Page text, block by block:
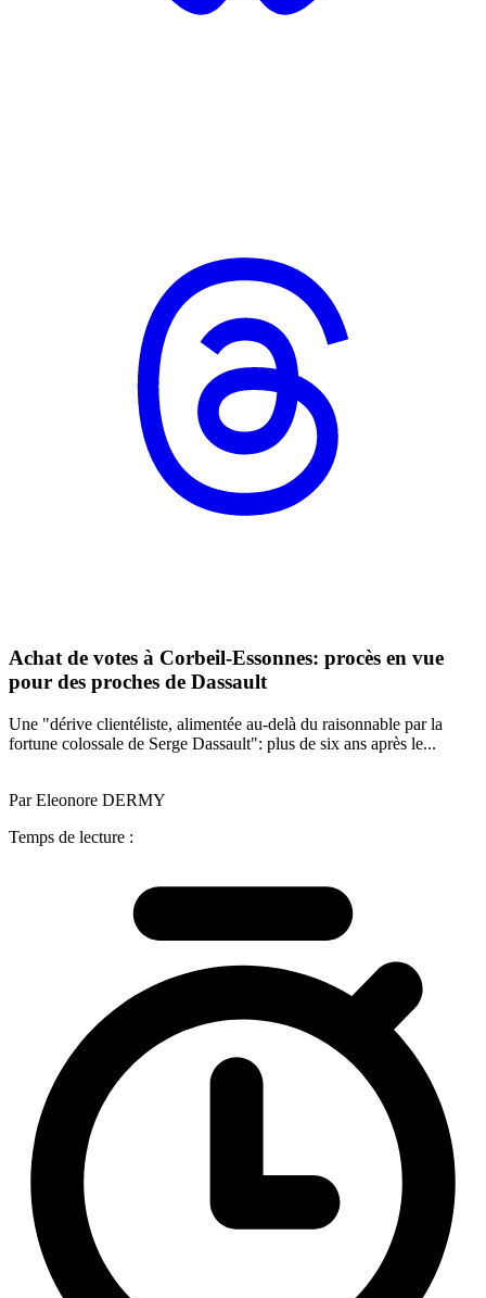
Achat de votes à Corbeil-Essonnes: procès en vue
pour des proches de Dassault
Une "dérive clientéliste, alimentée au-delà du raisonnable par la
fortune colossale de Serge Dassault": plus de six ans après le...
Par Eleonore DERMY
Temps de lecture :